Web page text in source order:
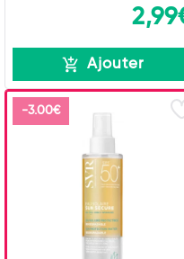
Ajouter
-3.00€